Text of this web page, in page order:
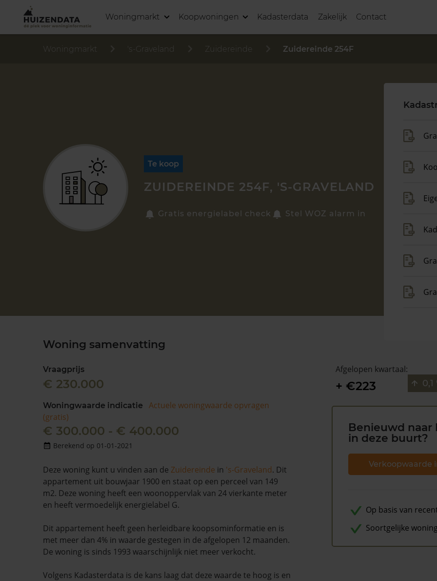
Woningmarkt Koopwoningen Kadasterdata Zakelijk Contact
Woningmarkt 's-Graveland Zuidereinde Zuidereinde 254F
Te koop
ZUIDEREINDE 254F, 'S-GRAVELAND
Gratis energielabel check Stel WOZ alarm in
Woning samenvatting
Vraagprijs
€ 230.000
Woningwaarde indicatie
Actuele woningwaarde opvragen
(gratis)
€ 300.000 - € 400.000
Berekend op 01-01-2021
Deze woning kunt u vinden aan de Zuidereinde in 's-Graveland. Dit
appartement uit bouwjaar 1900 en staat op een perceel van 149
m2. Deze woning heeft een woonoppervlak van 24 vierkante meter
en heeft vermoedelijk energielabel G.
Dit appartement heeft geen herleidbare koopsominformatie en is
met meer dan 4% in waarde gestegen in de afgelopen 12 maanden.
De woning is sinds 1993 waarschijnlijk niet meer verkocht.
Volgens Kadasterdata is de kans laag dat deze waarde te hoog is en
Afgelopen kwartaal:
+ €223 0,1
Benieuwd naar
in deze buurt?
Verkoopwaarde
Op basis van
Soortgelijke